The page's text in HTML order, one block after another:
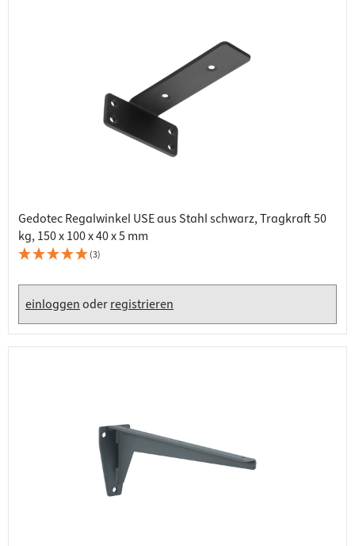
Gedotec Regalwinkel USE aus Stahl schwarz, Tragkraft 50
kg, 150 x 100 x 40 x 5 mm
(3)
einloggenoderregistrieren